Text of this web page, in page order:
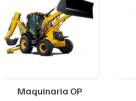
Maquinaria OP